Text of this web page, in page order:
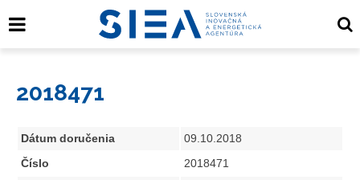
2018471
Dátum doručenia
09.10.2018
Číslo
2018471